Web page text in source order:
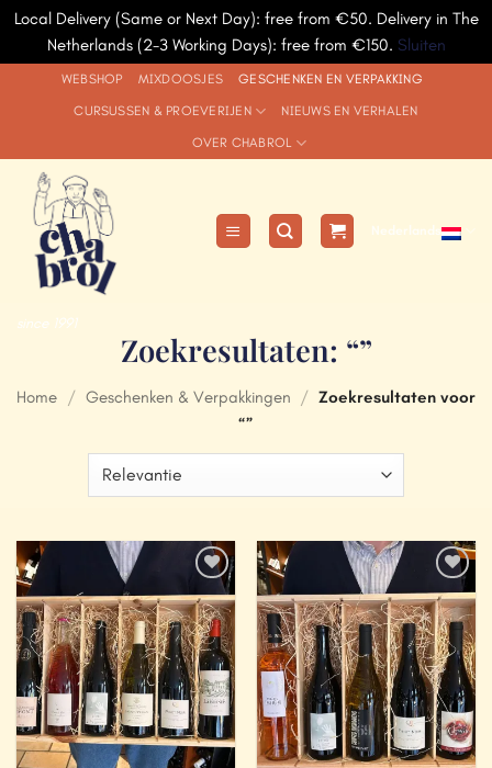
Local Delivery (Same or Next Day): free from €50. Delivery in The
Netherlands (2-3 Working Days): free from €150. Sluiten
WEBSHOP MIXDOOSJES GESCHENKEN EN VERPAKKING
CURSUSSEN & PROEVERIJEN NIEUWS EN VERHALEN
OVER CHABROL
since 1991
Nederlands
Zoekresultaten: “”
Home / Geschenken & Verpakkingen / Zoekresultaten voor
“”
Add to
Wishlist
Add to
Wishlist